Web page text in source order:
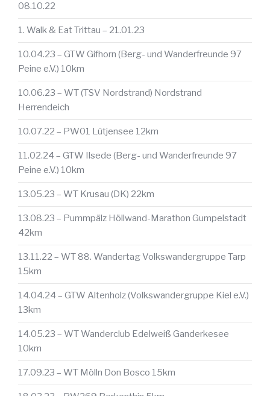
08.10.22
1. Walk & Eat Trittau – 21.01.23
10.04.23 – GTW Gifhorn (Berg- und Wanderfreunde 97
Peine e.V.) 10km
10.06.23 – WT (TSV Nordstrand) Nordstrand
Herrendeich
10.07.22 – PW01 Lütjensee 12km
11.02.24 – GTW Ilsede (Berg- und Wanderfreunde 97
Peine e.V.) 10km
13.05.23 – WT Krusau (DK) 22km
13.08.23 – Pummpälz Höllwand-Marathon Gumpelstadt
42km
13.11.22 – WT 88. Wandertag Volkswandergruppe Tarp
15km
14.04.24 – GTW Altenholz (Volkswandergruppe Kiel e.V.)
13km
14.05.23 – WT Wanderclub Edelweiß Ganderkesee
10km
17.09.23 – WT Mölln Don Bosco 15km